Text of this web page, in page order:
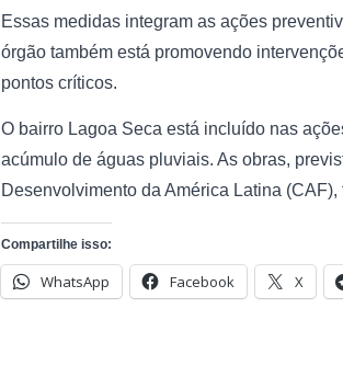
Essas medidas integram as ações
órgão também está promovendo
pontos críticos.
O bairro Lagoa Seca está incluído nas
acúmulo de águas pluviais. As obras,
Desenvolvimento da América Latina
Compartilhe isso:
WhatsApp Facebook X